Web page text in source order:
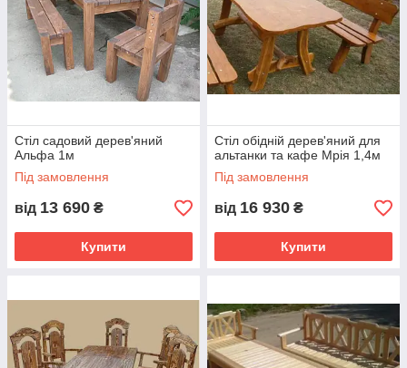
Стіл садовий дерев'яний
Альфа 1м
Під замовлення
від 13 690 ₴
Купити
Стіл обідній дерев'яний для
альтанки та кафе Мрія 1,4м
Під замовлення
від 16 930 ₴
Купити